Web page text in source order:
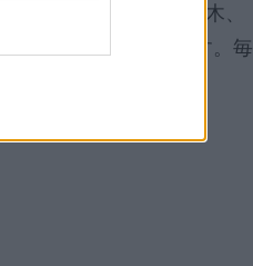
で確認できます。樹木、
料として活用できます。毎